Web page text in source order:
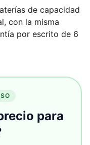
de capacidad
con la misma
por escrito de 6
para